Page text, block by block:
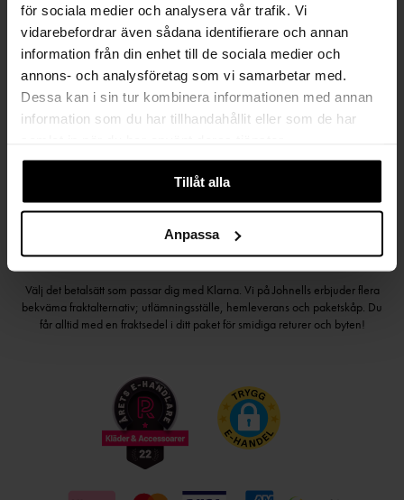
för sociala medier och analysera vår trafik. Vi
vidarebefordrar även sådana identifierare och annan
information från din enhet till de sociala medier och
annons- och analysföretag som vi samarbetar med.
Dessa kan i sin tur kombinera informationen med annan
information som du har tillhandahållit eller som de har
Tillåt alla
Anpassa
Håll dig uppdaterad
PRENUMERERA PÅ VÅRT NYHETSBREV
PRENUMERERA
Välj det betalsätt som passar dig med Klarna. Vi på Johnells erbjuder flera
bekväma fraktalternativ; utlämningsställe, hemleverans och paketskåp. Du
får alltid med en fraktsedel i ditt paket för smidiga returer och byten!